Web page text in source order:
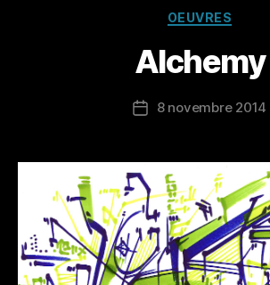
Catégories
OEUVRES
Alchemy
Date8 novembre 2014